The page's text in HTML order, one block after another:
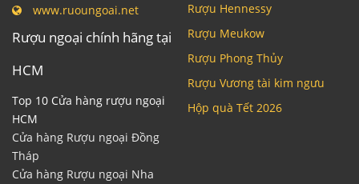
www.ruoungoai.net
Rượu ngoại chính hãng tại
HCM
Top 10 Cửa hàng rượu ngoại
HCM
Cửa hàng Rượu ngoại Đồng
Tháp
Cửa hàng Rượu ngoại Nha
Rượu Hennessy
Rượu Meukow
Rượu Phong Thủy
Rượu Vương tài kim ngưu
Hộp quà Tết 2026